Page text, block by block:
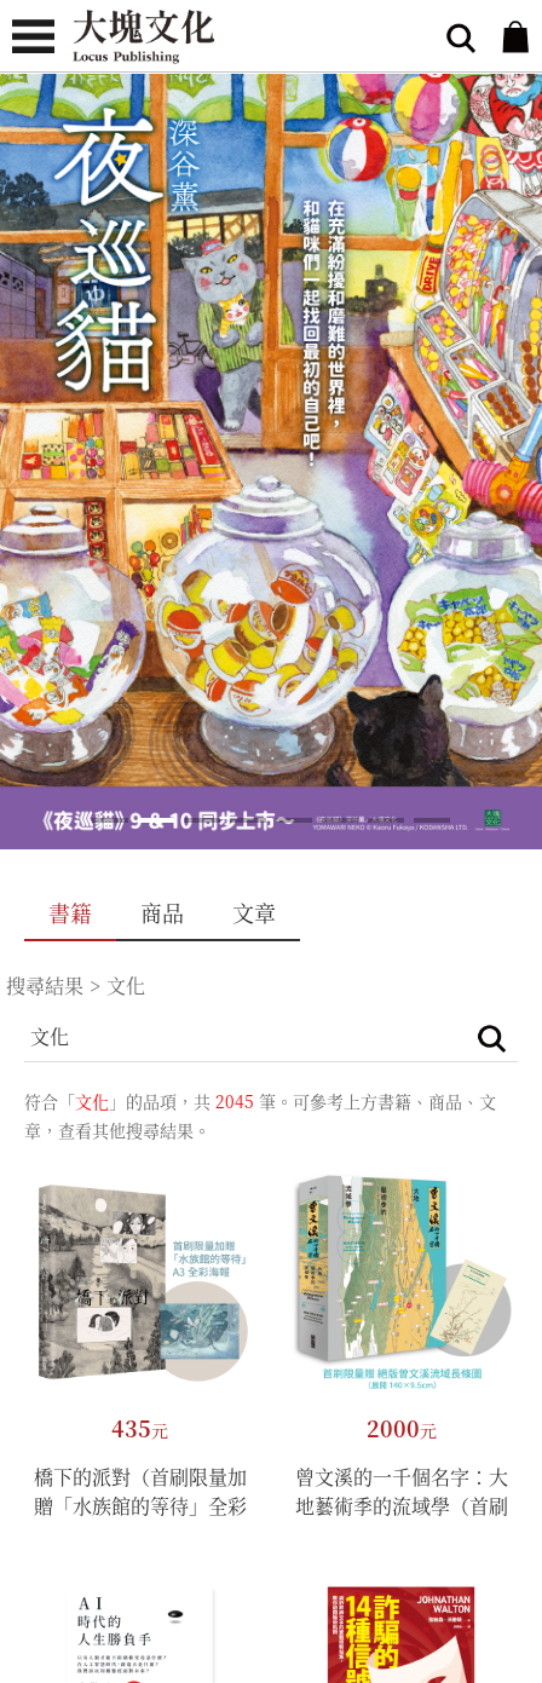
書籍 商品 文章
搜尋結果 > 文化
符合「文化 」的品項，共 2045 筆。可參考上方書籍、商品、文
章，查看其他搜尋結果。
435元
橋下的派對（首刷限量加
贈「水族館的等待」全彩
2000元
曾文溪的一千個名字：大
地藝術季的流域學（首刷